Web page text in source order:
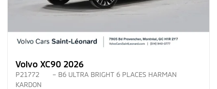
Volvo XC90 2026
P21772
– B6 ULTRA BRIGHT 6 PLACES HARMAN
KARDON